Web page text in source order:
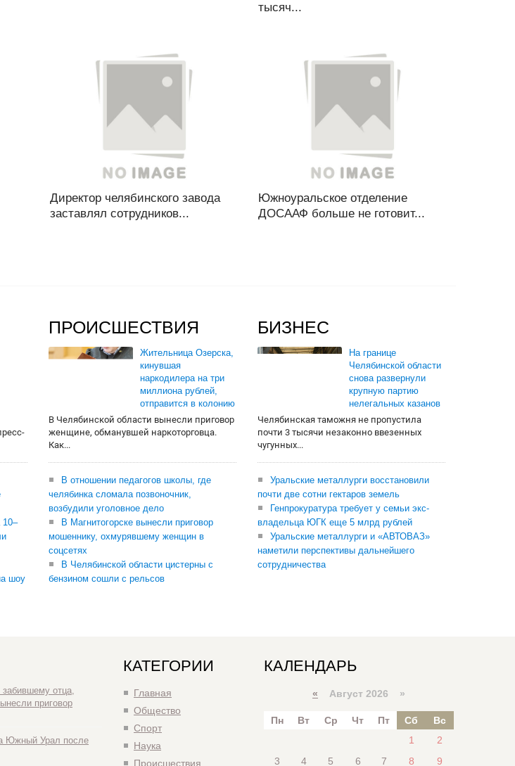
тысяч...
Директор челябинского завода
заставлял сотрудников...
Южноуральское отделение
ДОСААФ больше не готовит...
10–
шоу
ПРОИСШЕСТВИЯ
Жительница Озерска,
кинувшая
наркодилера на три
миллиона рублей,
отправится в колонию
В Челябинской области вынесли приговор
женщине, обманувшей наркоторговца.
Как...
В отношении педагогов школы, где
челябинка сломала позвоночник,
возбудили уголовное дело
В Магнитогорске вынесли приговор
мошеннику, охмурявшему женщин в
соцсетях
В Челябинской области цистерны с
бензином сошли с рельсов
БИЗНЕС
На границе
Челябинской области
снова развернули
крупную партию
нелегальных казанов
Челябинская таможня не пропустила
почти 3 тысячи незаконно ввезенных
чугунных...
Уральские металлурги восстановили
почти две сотни гектаров земель
Генпрокуратура требует у семьи экс-
владельца ЮГК еще 5 млрд рублей
Уральские металлурги и «АВТОВАЗ»
наметили перспективы дальнейшего
сотрудничества
отца,
приговор
Южный Урал после
КАТЕГОРИИ
Главная
Общество
Спорт
Наука
Происшествия
КАЛЕНДАРЬ
« Август 2026 »
Пн Вт Ср Чт Пт Сб
Вс
1
2
3
4 5 6 7 8 9